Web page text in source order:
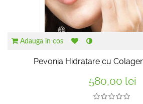
Adauga in cos
Pevonia Hidratare cu
580,00 lei